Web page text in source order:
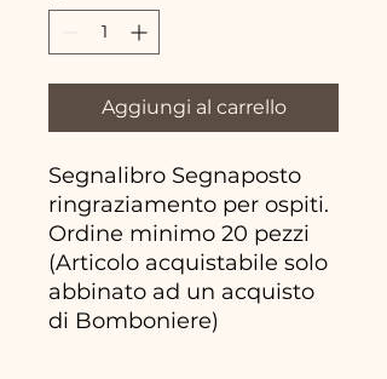
Aggiungi al carrello
Segnalibro Segnaposto
ringraziamento per ospiti.
Ordine minimo 20 pezzi
(Articolo acquistabile solo
abbinato ad un acquisto
di Bomboniere)